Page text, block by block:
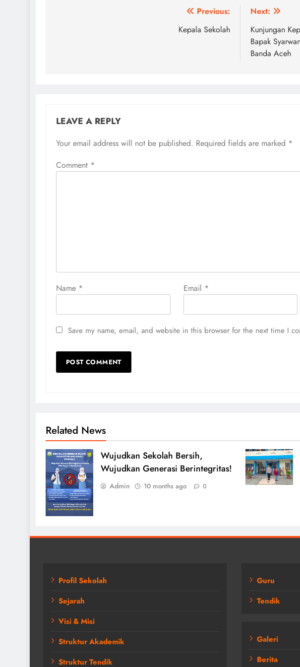
Previous:
Kepala Sekolah
Next:
Kunjungan
Bapak
Banda Aceh
LEAVE A REPLY
Your email address will not be published. Required fields are marked *
Comment *
Name * Email *
Save my name, email, and website in this browser for the next time I
Related News
Wujudkan Sekolah Bersih,
Wujudkan Generasi Berintegritas!
Admin 10 months ago 0
Profil Sekolah
Sejarah
Visi & Misi
Struktur Akademik
Struktur Tendik
Guru
Tendik
Galeri
Berita